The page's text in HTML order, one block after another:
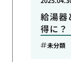
給湯器
得に？
未分類